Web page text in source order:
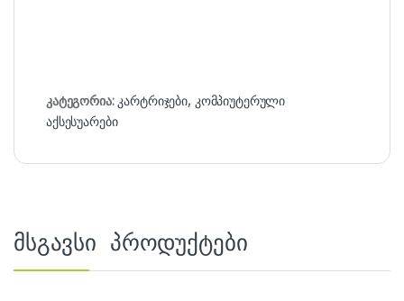
კატეგორია:კარტრიჯები, კომპიუტერული
აქსესუარები
მსგავსი პროდუქტები